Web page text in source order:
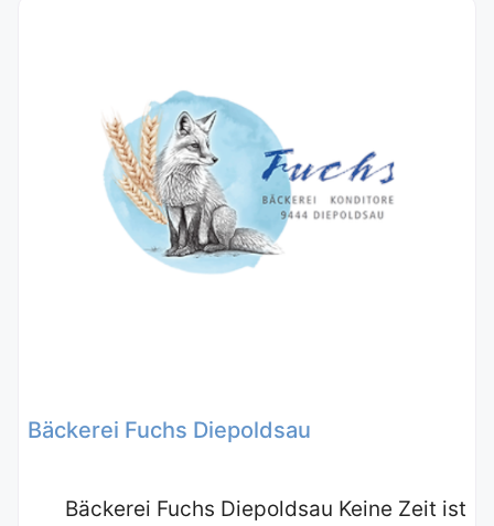
Bäckerei Fuchs Diepoldsau
Bäckerei Fuchs Diepoldsau Keine Zeit ist